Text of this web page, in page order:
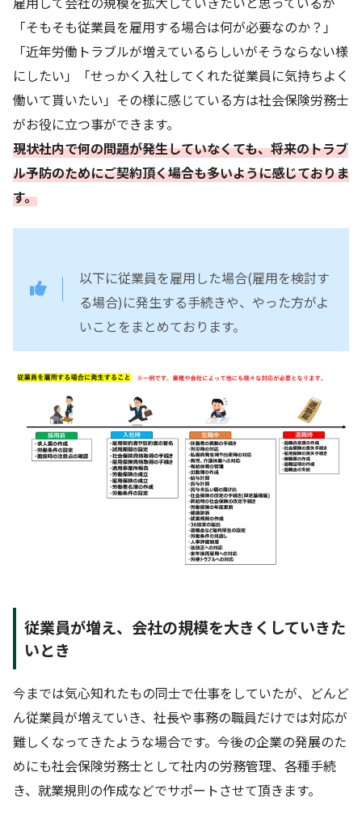
「そもそも従業員を雇用する場合は何が必要なのか？」
「近年労働トラブルが増えているらしいがそうならない様
にしたい」「せっかく入社してくれた従業員に気持ちよく
働いて貰いたい」その様に感じている方は社会保険労務士
がお役に立つ事ができます。
現状社内で何の問題が発生していなくても、将来のトラブ
ル予防のためにご契約頂く場合も多いように感じておりま
す。
以下に従業員を雇用した場合(雇用を検討す
る場合)に発生する手続きや、やった方がよ
いことをまとめております。
従業員が増え、会社の規模を大きくしていきた
いとき
今までは気心知れたもの同士で仕事をしていたが、どんど
ん従業員が増えていき、社長や事務の職員だけでは対応が
難しくなってきたような場合です。今後の企業の発展のた
めにも社会保険労務士として社内の労務管理、各種手続
き、就業規則の作成などでサポートさせて頂きます。